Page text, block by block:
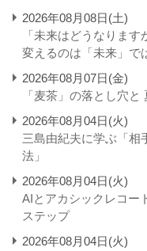
2026年08月08日(土)
「未来はどうなりま
変えるのは「未来」で
2026年08月07日(金)
「麦茶」の落とし穴
2026年08月04日(火)
三島由紀夫に学ぶ「相
法」
2026年08月04日(火)
AIとアカシックレコー
ステップ
2026年08月04日(火)